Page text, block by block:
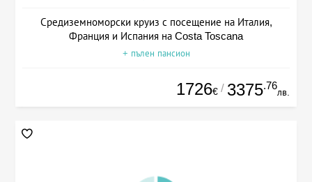
Средиземноморски круиз с посещение на Италия,
Франция и Испания на Costa Toscana
+ пълен пансион
1726€ / 3375.76
лв.